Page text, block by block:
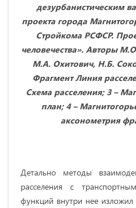
дезурбанистическим
проекта города
Стройкома РСФСР.
человечества». Авторы
М.А. Охитович, Н.Б.
Фрагмент Линия
Схема расселения; 3 –
план; 4 –
аксонометрия
Детально методы
расселения с
функций внутри нее изложил